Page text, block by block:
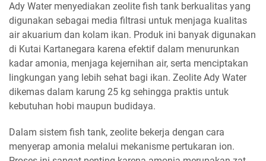
Ady Water menyediakan zeolite fish tank berkualitas yang
digunakan sebagai media filtrasi untuk menjaga kualitas
air akuarium dan kolam ikan. Produk ini banyak digunakan
di Kutai Kartanegara karena efektif dalam menurunkan
kadar amonia, menjaga kejernihan air, serta menciptakan
lingkungan yang lebih sehat bagi ikan. Zeolite Ady Water
dikemas dalam karung 25 kg sehingga praktis untuk
kebutuhan hobi maupun budidaya.
Dalam sistem fish tank, zeolite bekerja dengan cara
menyerap amonia melalui mekanisme pertukaran ion.